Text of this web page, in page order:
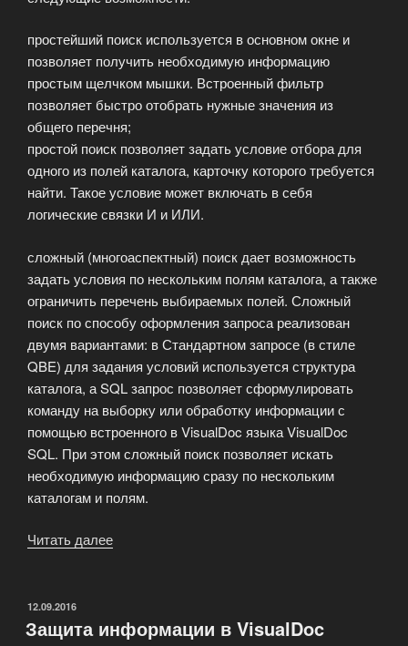
простейший поиск используется в основном окне и
позволяет получить необходимую информацию
простым щелчком мышки. Встроенный фильтр
позволяет быстро отобрать нужные значения из
общего перечня;
простой поиск позволяет задать условие отбора для
одного из полей каталога, карточку которого требуется
найти. Такое условие может включать в себя
логические связки И и ИЛИ.
сложный (многоаспектный) поиск дает возможность
задать условия по нескольким полям каталога, а также
ограничить перечень выбираемых полей. Сложный
поиск по способу оформления запроса реализован
двумя вариантами: в Стандартном запросе (в стиле
QBE) для задания условий используется структура
каталога, а SQL запрос позволяет сформулировать
команду на выборку или обработку информации с
помощью встроенного в VisualDoc языка VisualDoc
SQL. При этом сложный поиск позволяет искать
необходимую информацию сразу по нескольким
каталогам и полям.
Читать далее
ОПУБЛИКОВАНО
12.09.2016
Защита информации в VisualDoc